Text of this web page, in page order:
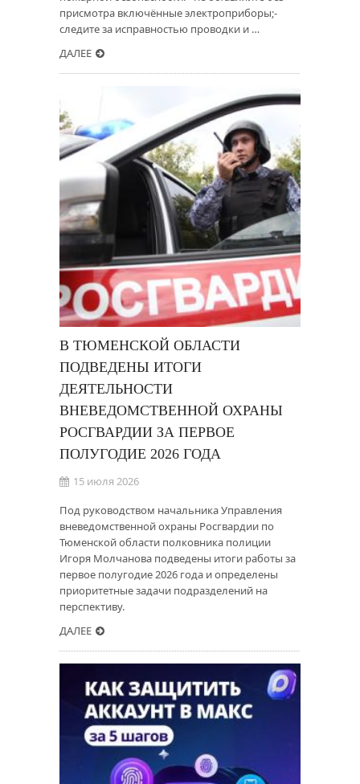
присмотра включённые электроприборы;-
следите за исправностью проводки и …
ДАЛЕЕ
В ТЮМЕНСКОЙ ОБЛАСТИ
ПОДВЕДЕНЫ ИТОГИ
ДЕЯТЕЛЬНОСТИ
ВНЕВЕДОМСТВЕННОЙ ОХРАНЫ
РОСГВАРДИИ ЗА ПЕРВОЕ
ПОЛУГОДИЕ 2026 ГОДА
15 июля 2026
Под руководством начальника Управления
вневедомственной охраны Росгвардии по
Тюменской области полковника полиции
Игоря Молчанова подведены итоги работы за
первое полугодие 2026 года и определены
приоритетные задачи подразделений на
перспективу.
ДАЛЕЕ